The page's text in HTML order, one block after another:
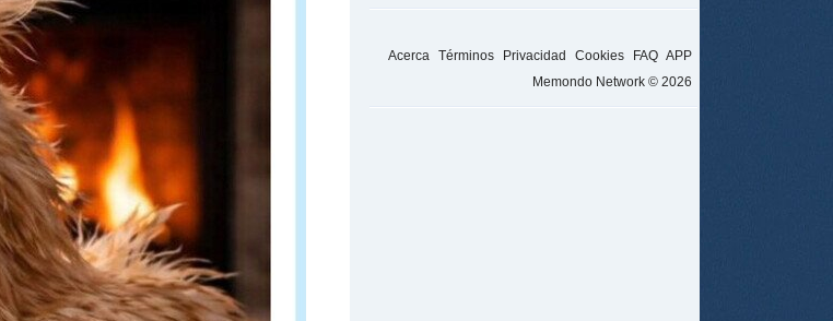
Acerca Términos Privacidad Cookies FAQ APP
Memondo Network © 2026